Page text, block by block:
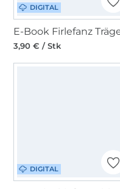
DIGITAL
3,90 € / Stk
DIGITAL